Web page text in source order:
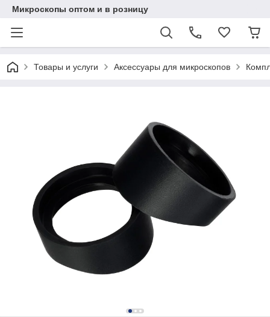
Микроскопы оптом и в розницу
Товары и услуги Аксессуары для микроскопов